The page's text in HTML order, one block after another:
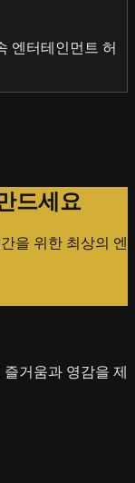
엔터테인먼트 허
드세요
을 위한 최상의 엔
거움과 영감을 제